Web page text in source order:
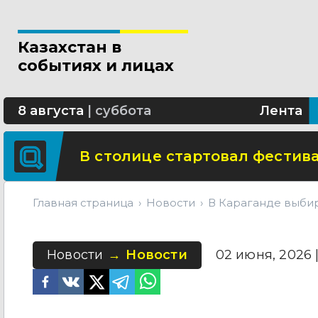
Казахстан в
событиях и лицах
8 августа суббота Лента
В Алматы благоустраивают
Сколько стоит собрать
В столице стартовал
Главная страница Новости В Караганде
Новости Новости 02 июня, 2026